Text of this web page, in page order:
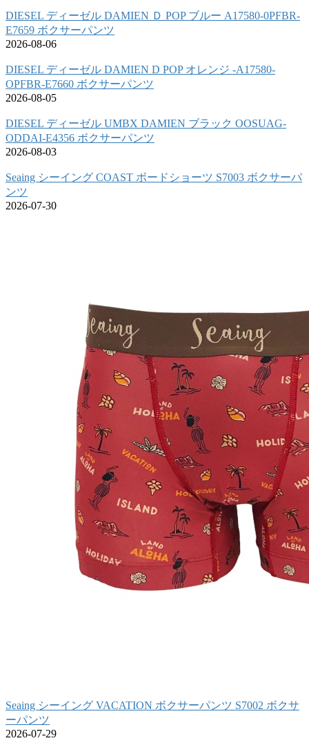
DIESEL ディーゼル DAMIEN Ｄ POP ブルー A17580-0PFBR-
E7659 ボクサーパンツ
2026-08-06
DIESEL ディーゼル DAMIEN D POP オレンジ -A17580-
OPFBR-E7660 ボクサーパンツ
2026-08-05
DIESEL ディーゼル UMBX DAMIEN ブラック OOSUAG-
ODDAI-E4356 ボクサーパンツ
2026-08-03
Seaing シーイング COAST ボードショーツ S7003 ボクサーパ
ンツ
2026-07-30
Seaing シーイング VACATION ボクサーパンツ S7002 ボクサ
ーパンツ
2026-07-29